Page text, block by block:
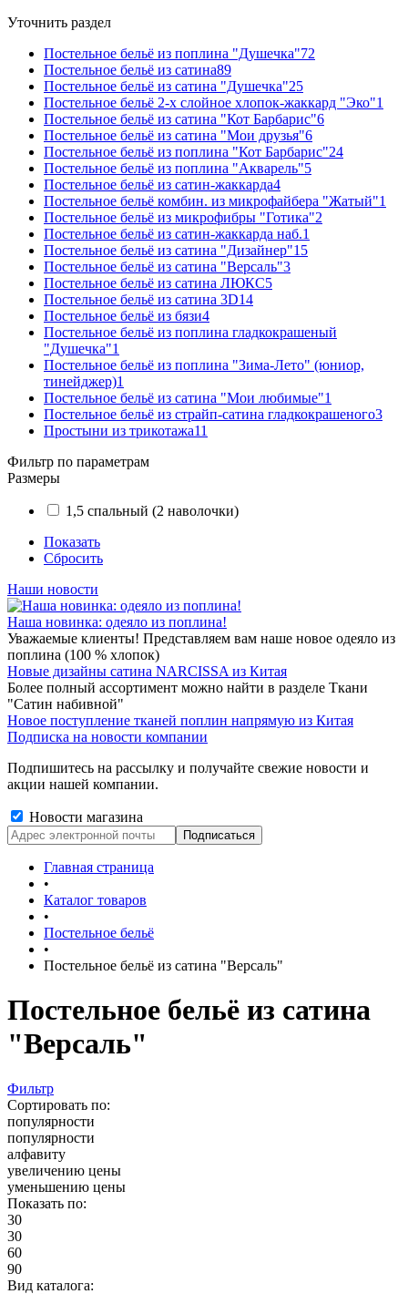
Уточнить раздел
Постельное бельё из поплина "Душечка"72
Постельное бельё из сатина89
Постельное бельё из сатина "Душечка"25
Постельное бельё 2-х слойное хлопок-жаккард "Эко"1
Постельное бельё из сатина "Кот Барбарис"6
Постельное бельё из сатина "Мои друзья"6
Постельное бельё из поплина "Кот Барбарис"24
Постельное бельё из поплина "Акварель"5
Постельное бельё из сатин-жаккарда4
Постельное бельё комбин. из микрофайбера "Жатый"1
Постельное бельё из микрофибры "Готика"2
Постельное бельё из сатин-жаккарда наб.1
Постельное бельё из сатина "Дизайнер"15
Постельное бельё из сатина "Версаль"3
Постельное бельё из сатина ЛЮКС5
Постельное бельё из сатина 3D14
Постельное бельё из бязи4
Постельное бельё из поплина гладкокрашеный
"Душечка"1
Постельное бельё из поплина "Зима-Лето" (юниор,
тинейджер)1
Постельное бельё из сатина "Мои любимые"1
Постельное бельё из страйп-сатина гладкокрашеного3
Простыни из трикотажа11
Фильтр по параметрам
Размеры
1,5 спальный (2 наволочки)
Показать
Сбросить
Наши новости
Наша новинка: одеяло из поплина!
Уважаемые клиенты! Представляем вам наше новое одеяло из
поплина (100 % хлопок)
Новые дизайны сатина NARCISSA из Китая
Более полный ассортимент можно найти в разделе Ткани
"Сатин набивной"
Новое поступление тканей поплин напрямую из Китая
Подписка на новости компании
Подпишитесь на рассылку и получайте свежие новости и
акции нашей компании.
Новости магазина
Главная страница
•
Каталог товаров
•
Постельное бельё
•
Постельное бельё из сатина "Версаль"
Постельное бельё из сатина
"Версаль"
Фильтр
Сортировать по:
популярности
популярности
алфавиту
увеличению цены
уменьшению цены
Показать по:
30
30
60
90
Вид каталога: